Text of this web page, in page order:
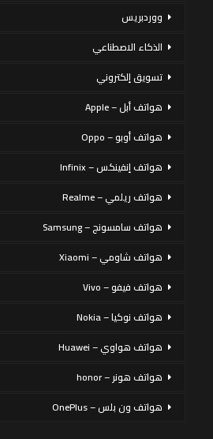
ووردبريس
الذكاء الاصطناعي
تسويق إلكتروني
هواتف أبل – Apple
هواتف أوبو – Oppo
هواتف إنفينكس – Infinix
هواتف ريلمي – Realme
هواتف سامسونج – Samsung
هواتف شاومي – Xiaomi
هواتف فيفو – Vivo
هواتف نوكيا – Nokia
هواتف هواوي – Huawei
هواتف هونر – honor
هواتف ون بلس – OnePlus